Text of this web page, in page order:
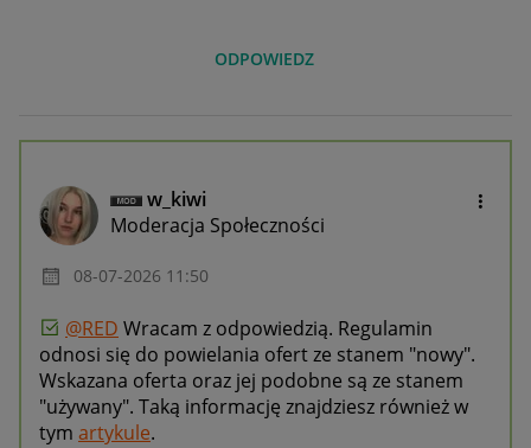
ODPOWIEDZ
w_kiwi
Moderacja Społeczności
‎08-07-2026 11:50
@RED Wracam z odpowiedzią. Regulamin
odnosi się do powielania ofert ze stanem "nowy".
Wskazana oferta oraz jej podobne są ze stanem
"używany". Taką informację znajdziesz również w
tym artykule.